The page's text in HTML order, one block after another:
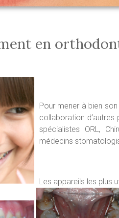
en
Pour mener à bien
collaboration
spécialistes ORL,
médecins
Les appareils les plus